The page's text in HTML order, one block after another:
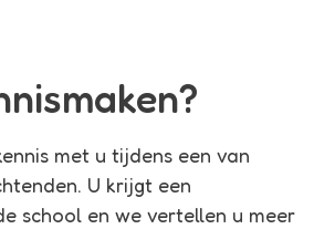
met u tijdens een van
U krijgt een
school en we vertellen u meer